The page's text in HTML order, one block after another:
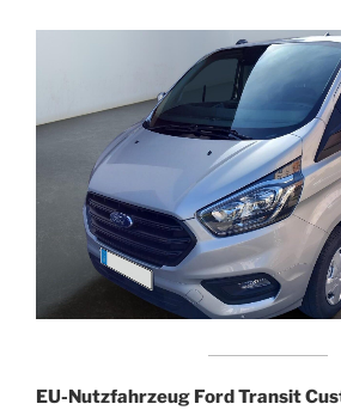
EU-Nutzfahrzeug Ford Transit